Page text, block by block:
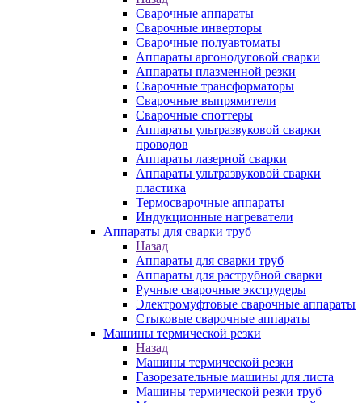
Сварочные аппараты
Сварочные инверторы
Сварочные полуавтоматы
Аппараты аргонодуговой сварки
Аппараты плазменной резки
Сварочные трансформаторы
Сварочные выпрямители
Сварочные споттеры
Аппараты ультразвуковой сварки
проводов
Аппараты лазерной сварки
Аппараты ультразвуковой сварки
пластика
Термосварочные аппараты
Индукционные нагреватели
Аппараты для сварки труб
Назад
Аппараты для сварки труб
Аппараты для раструбной сварки
Ручные сварочные экструдеры
Электромуфтовые сварочные аппараты
Стыковые сварочные аппараты
Машины термической резки
Назад
Машины термической резки
Газорезательные машины для листа
Машины термической резки труб